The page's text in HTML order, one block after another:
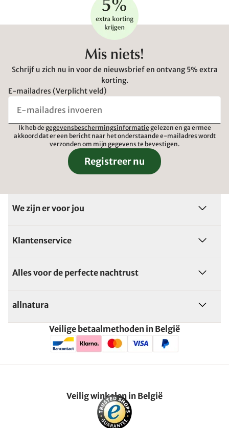
Mis niets!
Schrijf u zich nu in voor de nieuwsbrief en ontvang 5% extra
korting.
E-mailadres (Verplicht veld)
Ik heb de gegevensbeschermingsinformatie gelezen en ga ermee
akkoord dat er een bericht naar het onderstaande e-mailadres wordt
verzonden om mijn gegevens te bevestigen.
Registreer nu
We zijn er voor jou
Klantenservice
Alles voor de perfecte nachtrust
allnatura
Veilige betaalmethoden in België
Veilig winkelen in België